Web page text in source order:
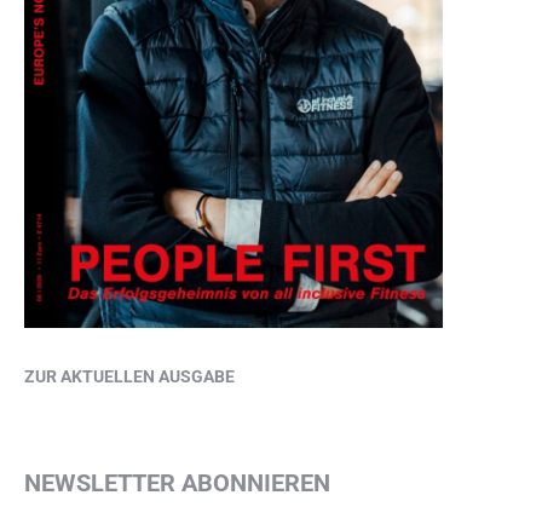
ZUR AKTUELLEN AUSGABE
NEWSLETTER ABONNIEREN